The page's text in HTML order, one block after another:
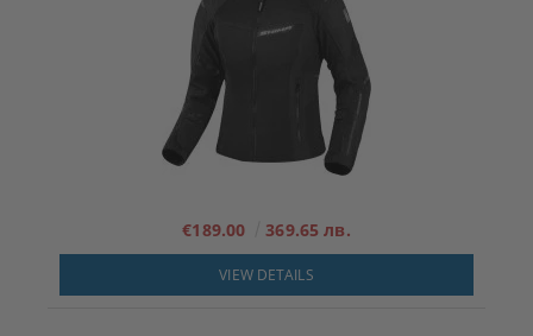
€189.00 369.65 лв.
VIEW DETAILS